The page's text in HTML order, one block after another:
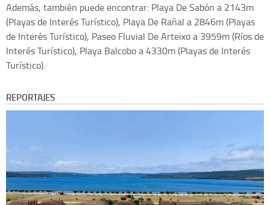
Además, también puede encontrar: Playa De Sabón a 2143m
(Playas de Interés Turístico), Playa De Rañal a 2846m (Playas
de Interés Turístico), Paseo Fluvial De Arteixo a 3959m (Ríos de
Interés Turístico), Playa Balcobo a 4330m (Playas de Interés
Turístico).
REPORTAJES